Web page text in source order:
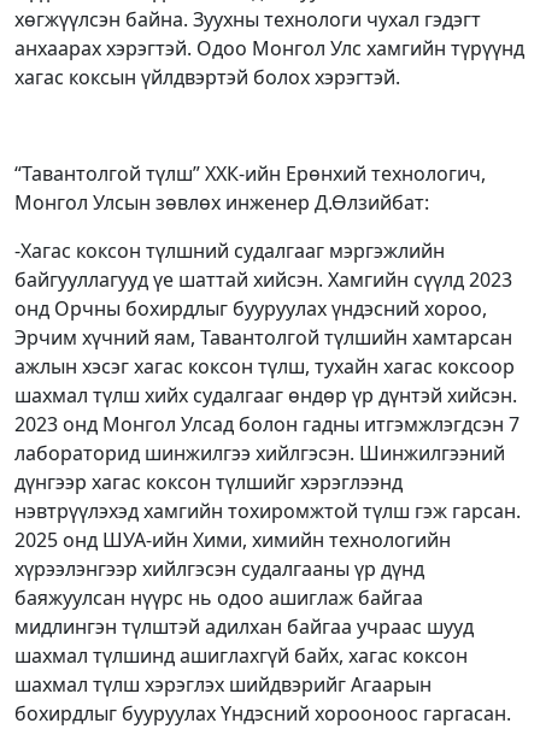
хөгжүүлсэн байна. Зуухны технологи чухал гэдэгт
анхаарах хэрэгтэй. Одоо Монгол Улс хамгийн түрүүнд
хагас коксын үйлдвэртэй болох хэрэгтэй.
“Тавантолгой түлш” ХХК-ийн Ерөнхий технологич,
Монгол Улсын зөвлөх инженер Д.Өлзийбат:
-Хагас коксон түлшний судалгааг мэргэжлийн
байгууллагууд үе шаттай хийсэн. Хамгийн сүүлд 2023
онд Орчны бохирдлыг бууруулах үндэсний хороо,
Эрчим хүчний яам, Тавантолгой түлшийн хамтарсан
ажлын хэсэг хагас коксон түлш, тухайн хагас коксоор
шахмал түлш хийх судалгааг өндөр үр дүнтэй хийсэн.
2023 онд Монгол Улсад болон гадны итгэмжлэгдсэн 7
лабораторид шинжилгээ хийлгэсэн. Шинжилгээний
дүнгээр хагас коксон түлшийг хэрэглээнд
нэвтрүүлэхэд хамгийн тохиромжтой түлш гэж гарсан.
2025 онд ШУА-ийн Хими, химийн технологийн
хүрээлэнгээр хийлгэсэн судалгааны үр дүнд
баяжуулсан нүүрс нь одоо ашиглаж байгаа
мидлингэн түлштэй адилхан байгаа учраас шууд
шахмал түлшинд ашиглахгүй байх, хагас коксон
шахмал түлш хэрэглэх шийдвэрийг Агаарын
бохирдлыг бууруулах Үндэсний хорооноос гаргасан.